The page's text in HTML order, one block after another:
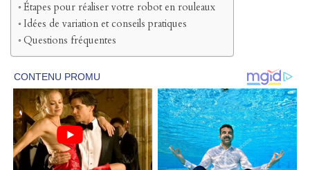
Étapes pour réaliser votre robot en rouleaux
Idées de variation et conseils pratiques
Questions fréquentes